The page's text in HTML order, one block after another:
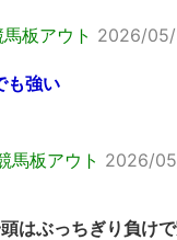
板アウト 2026/05/
も強い
馬板アウト 2026/
はぶっちぎり負けで